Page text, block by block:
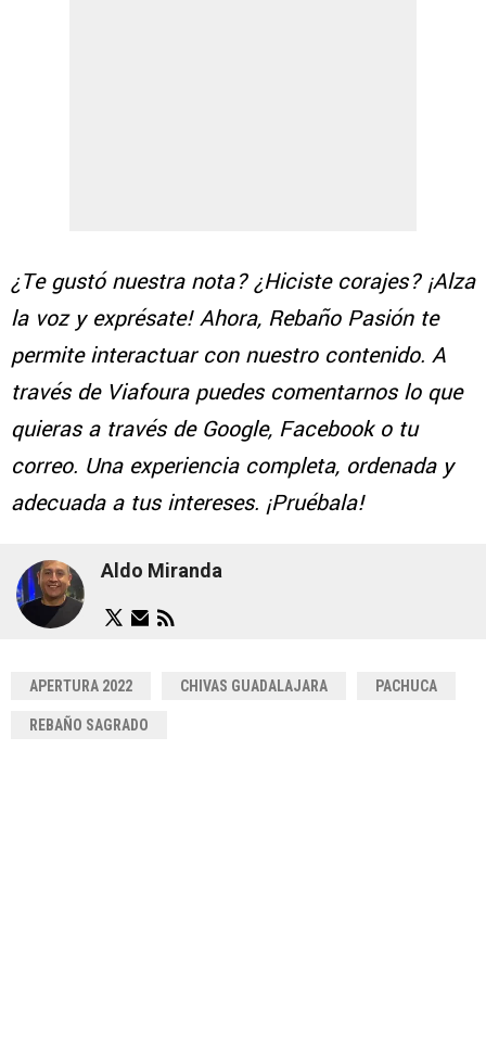
¿Te gustó nuestra nota? ¿Hiciste corajes? ¡Alza
la voz y exprésate! Ahora, Rebaño Pasión te
permite interactuar con nuestro contenido. A
través de Viafoura puedes comentarnos lo que
quieras a través de Google, Facebook o tu
correo. Una experiencia completa, ordenada y
adecuada a tus intereses. ¡Pruébala!
Aldo Miranda
APERTURA 2022 CHIVAS GUADALAJARA PACHUCA
REBAÑO SAGRADO